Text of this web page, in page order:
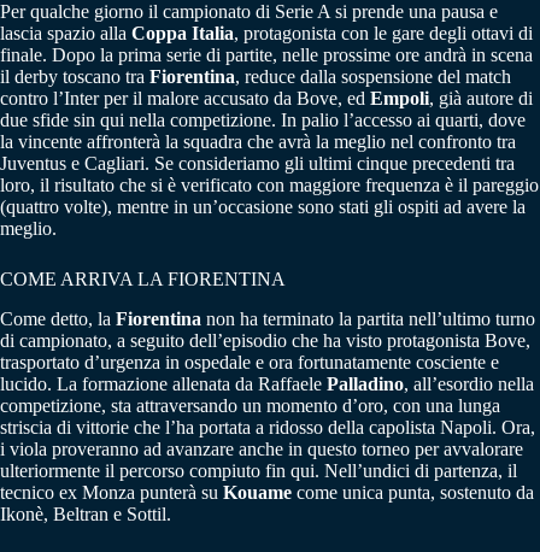
Per qualche giorno il campionato di Serie A si prende una pausa e
lascia spazio alla Coppa Italia, protagonista con le gare degli ottavi di
finale. Dopo la prima serie di partite, nelle prossime ore andrà in scena
il derby toscano tra Fiorentina, reduce dalla sospensione del match
contro l’Inter per il malore accusato da Bove, ed Empoli, già autore di
due sfide sin qui nella competizione. In palio l’accesso ai quarti, dove
la vincente affronterà la squadra che avrà la meglio nel confronto tra
Juventus e Cagliari. Se consideriamo gli ultimi cinque precedenti tra
loro, il risultato che si è verificato con maggiore frequenza è il pareggio
(quattro volte), mentre in un’occasione sono stati gli ospiti ad avere la
meglio.
COME ARRIVA LA FIORENTINA
Come detto, la Fiorentina non ha terminato la partita nell’ultimo turno
di campionato, a seguito dell’episodio che ha visto protagonista Bove,
trasportato d’urgenza in ospedale e ora fortunatamente cosciente e
lucido. La formazione allenata da Raffaele Palladino, all’esordio nella
competizione, sta attraversando un momento d’oro, con una lunga
striscia di vittorie che l’ha portata a ridosso della capolista Napoli. Ora,
i viola proveranno ad avanzare anche in questo torneo per avvalorare
ulteriormente il percorso compiuto fin qui. Nell’undici di partenza, il
tecnico ex Monza punterà su Kouame come unica punta, sostenuto da
Ikonè, Beltran e Sottil.